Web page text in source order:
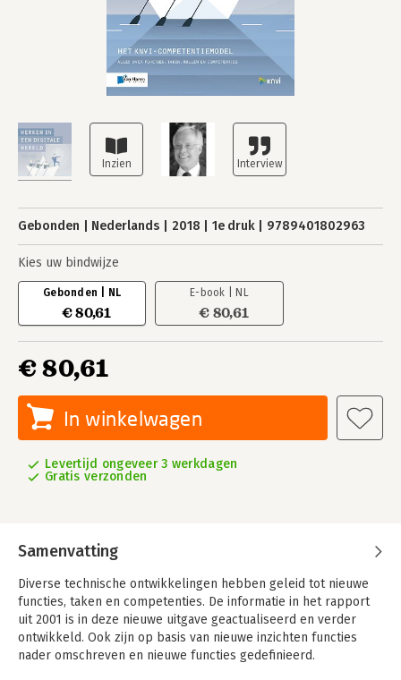
Gebonden Nederlands 2018 1e druk 9789401802963
Kies uw bindwijze
Gebonden | NL
€ 80,61
E-book | NL
€ 80,61
€ 80,61
In winkelwagen
Levertijd ongeveer 3 werkdagen
Gratis verzonden
Samenvatting
Diverse technische ontwikkelingen hebben geleid tot nieuwe
functies, taken en competenties. De informatie in het rapport
uit 2001 is in deze nieuwe uitgave geactualiseerd en verder
ontwikkeld. Ook zijn op basis van nieuwe inzichten functies
nader omschreven en nieuwe functies gedefinieerd.